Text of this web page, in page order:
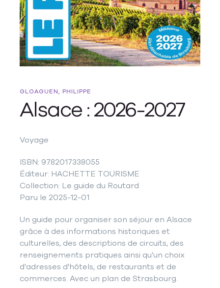
GLOAGUEN, PHILIPPE
Alsace : 2026-2027
Voyage
ISBN: 9782017338055
Éditeur: HACHETTE TOURISME
Collection: Le guide du Routard
Paru le 2025-12-01
Un guide pour organiser son séjour en Alsace
grâce à des informations historiques et
culturelles, des descriptions de circuits, des
renseignements pratiques ainsi qu'un choix
d'adresses d'hôtels, de restaurants et de
commerces. Avec un plan de Strasbourg.